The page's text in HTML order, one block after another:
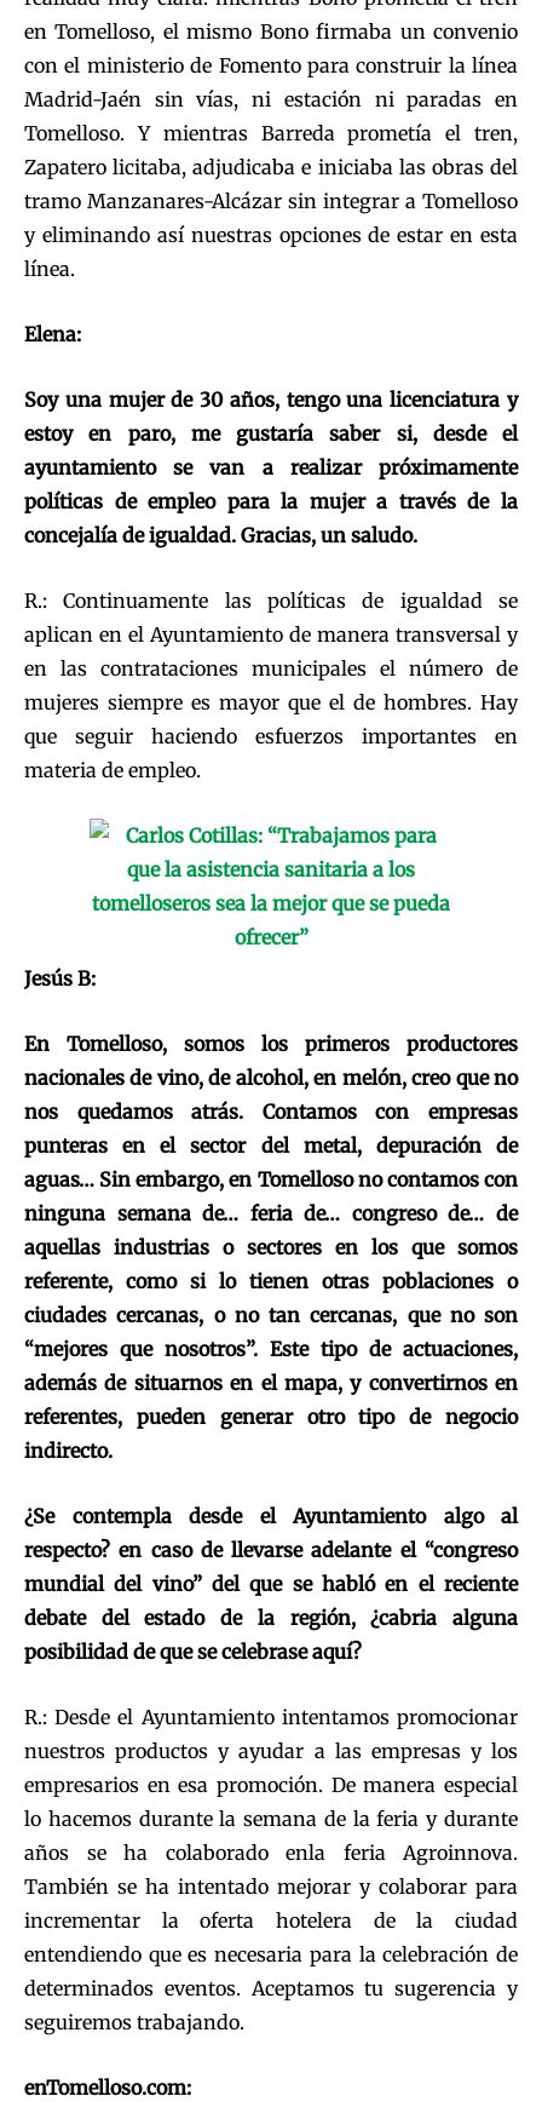
en Tomelloso, el mismo Bono firmaba un convenio
con el ministerio de Fomento para construir la línea
Madrid-Jaén sin vías, ni estación ni paradas en
Tomelloso. Y mientras Barreda prometía el tren,
Zapatero licitaba, adjudicaba e iniciaba las obras del
tramo Manzanares-Alcázar sin integrar a Tomelloso
y eliminando así nuestras opciones de estar en esta
línea.
Elena:
Soy una mujer de 30 años, tengo una licenciatura y
estoy en paro, me gustaría saber si, desde el
ayuntamiento se van a realizar próximamente
políticas de empleo para la mujer a través de la
concejalía de igualdad. Gracias, un saludo.
R.: Continuamente las políticas de igualdad se
aplican en el Ayuntamiento de manera transversal y
en las contrataciones municipales el número de
mujeres siempre es mayor que el de hombres. Hay
que seguir haciendo esfuerzos importantes en
materia de empleo.
Jesús B:
En Tomelloso, somos los primeros productores
nacionales de vino, de alcohol, en melón, creo que no
nos quedamos atrás. Contamos con empresas
punteras en el sector del metal, depuración de
aguas… Sin embargo, en Tomelloso no contamos con
ninguna semana de… feria de… congreso de… de
aquellas industrias o sectores en los que somos
referente, como si lo tienen otras poblaciones o
ciudades cercanas, o no tan cercanas, que no son
“mejores que nosotros”. Este tipo de actuaciones,
además de situarnos en el mapa, y convertirnos en
referentes, pueden generar otro tipo de negocio
indirecto.
¿Se contempla desde el Ayuntamiento algo al
respecto? en caso de llevarse adelante el “congreso
mundial del vino” del que se habló en el reciente
debate del estado de la región, ¿cabria alguna
posibilidad de que se celebrase aquí?
R.: Desde el Ayuntamiento intentamos promocionar
nuestros productos y ayudar a las empresas y los
empresarios en esa promoción. De manera especial
lo hacemos durante la semana de la feria y durante
años se ha colaborado enla feria Agroinnova.
También se ha intentado mejorar y colaborar para
incrementar la oferta hotelera de la ciudad
entendiendo que es necesaria para la celebración de
determinados eventos. Aceptamos tu sugerencia y
seguiremos trabajando.
enTomelloso.com: